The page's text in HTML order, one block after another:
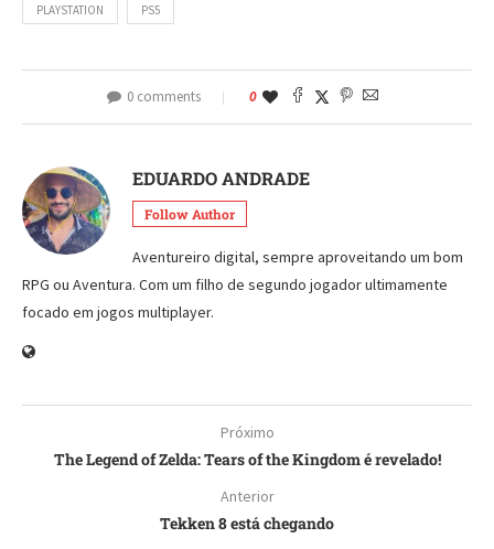
PLAYSTATION PS5
0 comments 0
EDUARDO ANDRADE
Follow Author
Aventureiro digital, sempre aproveitando um bom
RPG ou Aventura. Com um filho de segundo jogador ultimamente
focado em jogos multiplayer.
Próximo
The Legend of Zelda: Tears of the Kingdom é revelado!
Anterior
Tekken 8 está chegando